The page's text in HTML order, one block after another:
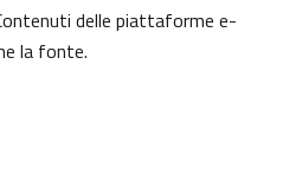
delle piattaforme e-
la fonte.